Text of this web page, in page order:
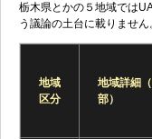
栃木県とかの５地域では
う議論の土台に載りません
地域
区分
地域詳細
部）